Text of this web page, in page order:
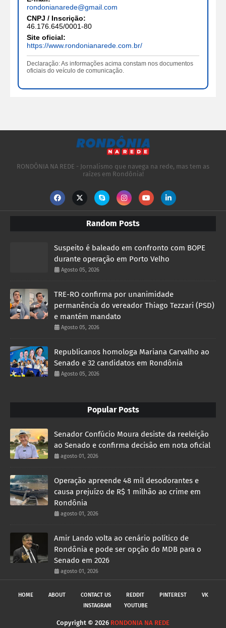
rondonianarede@gmail.com
CNPJ / Inscrição:
46.176.645/0001-80
Site oficial:
https://www.rondonianarede.com.br/
Declaração: As informações acima constam nos documentos
oficiais do veículo de comunicação.
RONDÔNIA NA REDE - Jornalismo que navega na rede, mas tem as
raízes em Rondônia!
Random Posts
Suspeito é baleado em confronto com BOPE
durante operação em Porto Velho
Agosto 05, 2026
TRE-RO confirma por unanimidade
permanência do vereador Thiago Tezzari (PSD)
e mantém mandato
Agosto 05, 2026
Republicanos homologa Mariana Carvalho ao
Senado e 32 candidatos em Rondônia
Agosto 05, 2026
Popular Posts
Senador Confúcio Moura desiste da reeleição
ao Senado e confirma decisão em nota oficial
agosto 01, 2026
Operação apreende 48 mil desodorantes e
causa prejuízo de R$ 1 milhão ao crime em
Rondônia
agosto 01, 2026
Amir Lando volta ao cenário político de
Rondônia e pode ser opção do MDB para o
Senado em 2026
agosto 01, 2026
HOME ABOUT CONTACT US REDDIT PINTEREST
VK
INSTAGRAM
YOUTUBE
Copyright © 2026 RONDONIA NA REDE